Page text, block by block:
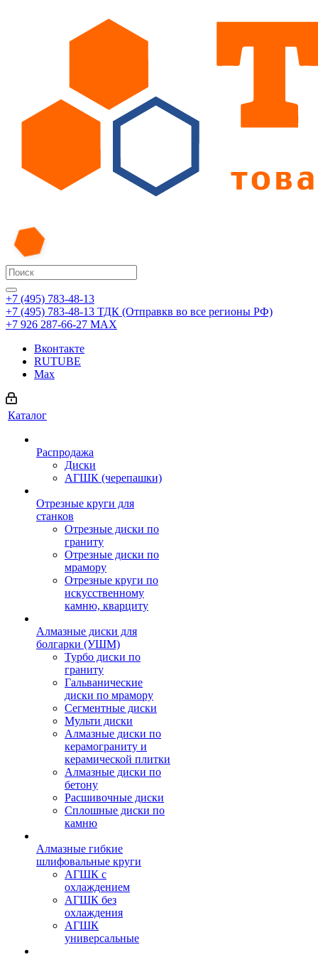
+7 (495) 783-48-13
+7 (495) 783-48-13 ТДК (Отправкв во все регионы РФ)
+7 926 287-66-27 МАХ
Вконтакте
RUTUBE
Max
Каталог
Распродажа
Диски
АГШК (черепашки)
Отрезные круги для
станков
Отрезные диски по
граниту
Отрезные диски по
мрамору
Отрезные круги по
искусственному
камню, кварциту
Алмазные диски для
болгарки (УШМ)
Турбо диски по
граниту
Гальванические
диски по мрамору
Сегментные диски
Мульти диски
Алмазные диски по
керамограниту и
керамической плитки
Алмазные диски по
бетону
Расшивочные диски
Сплошные диски по
камню
Алмазные гибкие
шлифовальные круги
АГШК с
охлаждением
АГШК без
охлаждения
АГШК
универсальные